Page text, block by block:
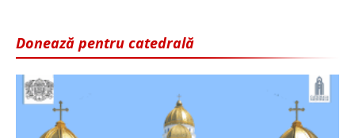
Donează pentru catedrală